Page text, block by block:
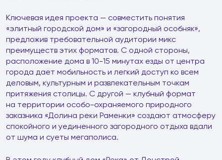
Ключевая идея проекта — совместить понятия
«элитный городской дом» и «загородный особняк»,
предложив требовательной аудитории микс
преимуществ этих форматов. С одной стороны,
расположение дома в 10-15 минутах езды от центра
города дает мобильность и легкий доступ ко всем
деловым, культурным и развлекательным точкам
притяжения столицы. С другой — клубный формат
на территории особо-охраняемого природного
заказника «Долина реки Раменки» создают атмосферу
спокойного и уединенного загородного отдыха вдали
от шума и суеты мегаполиса.